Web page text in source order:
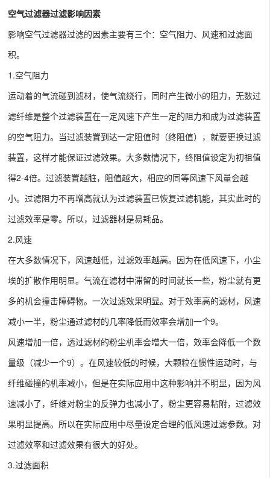
空气过滤器过滤影响因素
影响空气过滤器过滤的因素主要有三个：空气阻力、风速和过滤面
积。
1.空气阻力
运动着的气流碰到滤材，使气流绕行，同时产生微小的阻力，无数过
滤纤维是整个过滤装置在一定风速下产生一定的阻力和成为过滤装置
的空气阻力。当过滤装置到达一定阻值时（终阻值），就要更换过滤
装置，这样才能保证过滤效果。大多数情况下，终阻值设定为初祖值
得2-4倍。过滤装置越脏，阻值越大，相应的同等风速下风量会越
小。过滤阻力不再增高就认为过滤装置已恢复过滤机能，其实此时的
过滤效率是零。所以，过滤器材是易耗品。
2.风速
在大多数情况下，风速越低，过滤效率越高。因为在低风速下，小尘
埃的扩散作用明显。气流在滤材中滞留的时间就长一些，粉尘就有更
多的机会撞击障碍物。一次过滤效果明显。对于效率高的滤材，风速
减小一半，粉尘通过滤材的几率降低而效率会增加一个9。
风速增加一倍，透过滤材的粉尘机率会增大一倍，效率会降低一个数
量级（减少一个9）。在风速较低的时候，大颗粒在惯性运动时，与
纤维碰撞的机率减小，但是在实际应用中这种影响并不明显，因为风
速减小了，纤维对粉尘的反弹力也减小了，粉尘更容易粘附，过滤效
果明显提高。所以在实际应用中尽量设定合理的低风速过滤参数。对
过滤效率和过滤效果有很大的好处。
3.过滤面积